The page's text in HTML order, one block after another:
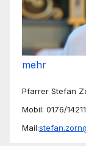
mehr
Pfarrer Stefan
Mobil: 0176/
Mail: